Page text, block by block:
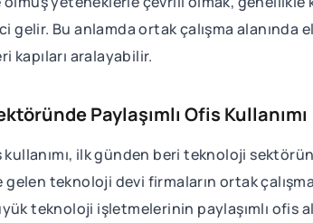
gelir. Bu anlamda ortak çalışma alanında
kapıları aralayabilir.
Paylaşımlı Ofis Kullanımı
kullanımı, ilk günden beri teknoloji
teknoloji devi firmaların ortak
teknoloji işletmelerinin paylaşımlı ofis